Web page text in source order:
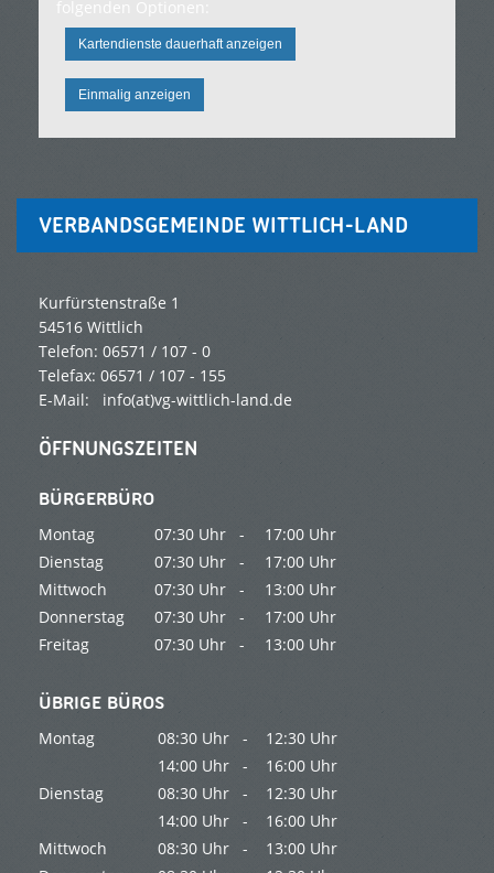
Kartendienste dauerhaft anzeigen
Einmalig anzeigen
VERBANDSGEMEINDE WITTLICH-LAND
Kurfürstenstraße 1
54516 Wittlich
Telefon: 06571 / 107 - 0
Telefax: 06571 / 107 - 155
E-Mail: info(at)vg-wittlich-land.de
ÖFFNUNGSZEITEN
BÜRGERBÜRO
Montag 07:30 Uhr -
17:00 Uhr
Dienstag
07:30 Uhr -
17:00 Uhr
Mittwoch
07:30 Uhr -
13:00 Uhr
Donnerstag
07:30 Uhr -
17:00 Uhr
Freitag
07:30 Uhr - 13:00 Uhr
ÜBRIGE BÜROS
Montag 08:30 Uhr -
12:30 Uhr
14:00 Uhr -
16:00 Uhr
Dienstag
08:30 Uhr -
12:30 Uhr
14:00 Uhr -
16:00 Uhr
Mittwoch
08:30 Uhr -
13:00 Uhr